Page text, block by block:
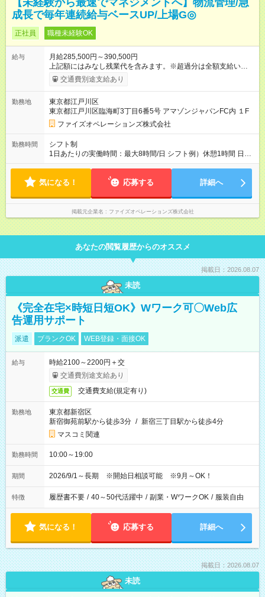
【未経験から最速でマネジメントへ】物流管理/急
成長で毎年連続給与ベースUP/上場G◎
正社員 職種未経験OK
給与
月給285,500円～390,500円
上記額にはみなし残業代を含みます。※超過分は全額支給いたし
ます。 みなし残業代 44,000円 ～ 60,000円／月 みなし残業時
間 25時間／月 ・能力や経験などを考慮して決定します。 ・上記
す。 ・超過分は全額支給します。 2年連続給与のベースアップ
を行っており、まだまだ規模拡大を進めております！ 【試用期
間】試用期間あり 試用期間の長さ：3ヶ月 雇用形態、給与は本
採用時と同じです。
交通費別途支給あり
勤務地
東京都江戸川区
東京都江戸川区臨海町3丁目6番5号 アマゾンジャパンFC内 １F
ファイズオペレーションズ株式会社
勤務時間
シフト制
1日あたりの実働時間：最大8時間/日 シフト例）休憩1時間 日
勤 8:00～19:00 9:00～20:00 夜勤 21:00～翌6:00 ※日
については面接にてお伺いしております ご家庭の事情等によ
気になる！ 応募する 詳細へ
掲載元企業名 ファイズオペレーションズ株式会社
あなたの閲覧履歴からのオススメ
掲載日：2026.08.07
未読
《完全在宅×時短日短OK》Wワーク可〇Web広
告運用サポート
派遣 ブランクOK WEB登録・面接OK
給与
時給2100～2200円＋交
交通費別途支給あり
交通費 交通費支給(規定有り)
勤務地
東京都新宿区
新宿御苑前駅から徒歩3分 / 新宿三丁目駅から徒歩4分
マスコミ関連
勤務時間 10:00～19:00
期間 2026/9/1～長期 ※開始日相談可能 ※9月～OK！
特徴 履歴書不要 / 40～50代活躍中 / 副業・WワークOK / 服装自由
気になる！ 応募する 詳細へ
掲載日：2026.08.07
未読